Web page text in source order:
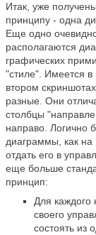
Итак, уже
принципу - одна
Еще одно
располагаются
графических
"стиле". Имеется
втором
разные. Они
столбцы
направо. Логично
диаграммы, как на
отдать его в
еще больше
принцип:
Для каждого
своего
состоять из